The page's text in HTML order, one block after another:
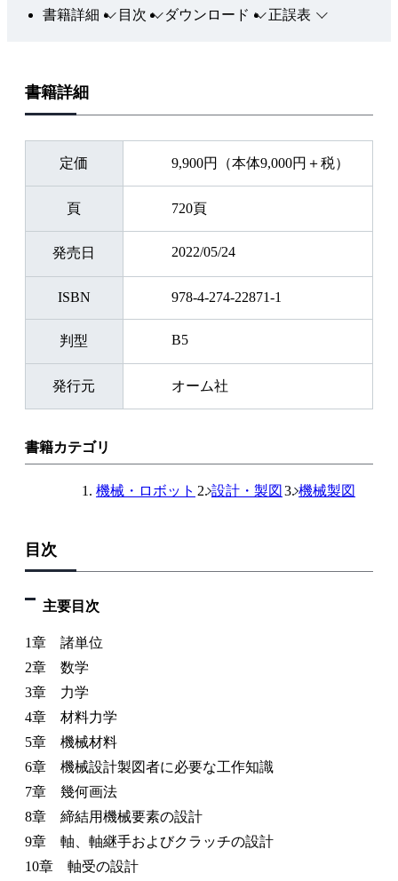
書籍詳細 目次 ダウンロード 正誤表
書籍詳細
定価 9,900円（本体9,000円＋税）
頁 720頁
発売日 2022/05/24
ISBN 978-4-274-22871-1
判型 B5
発行元 オーム社
書籍カテゴリ
機械・ロボット 設計・製図 機械製図
目次
主要目次
1章 諸単位
2章 数学
3章 力学
4章 材料力学
5章 機械材料
6章 機械設計製図者に必要な工作知識
7章 幾何画法
8章 締結用機械要素の設計
9章 軸、軸継手およびクラッチの設計
10章 軸受の設計